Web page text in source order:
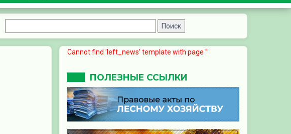
Cannot find 'left_news' template with page ''
ПОЛЕЗНЫЕ ССЫЛКИ